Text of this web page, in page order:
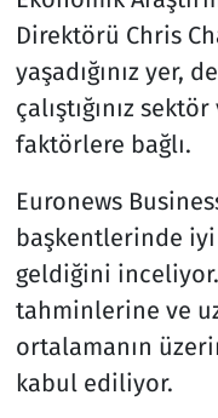
Direktörü Chris
yaşadığınız yer,
çalıştığınız
faktörlere bağlı.
Euronews
başkentlerinde
geldiğini inceliyor.
tahminlerine ve
ortalamanın
kabul ediliyor.
Spor
Teknoloji ve
Televizyon